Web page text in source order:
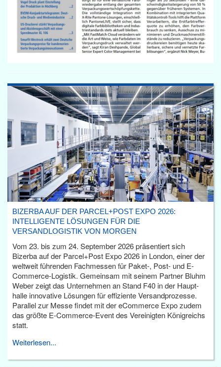
BIZERBA AUF DER PARCEL+POST EXPO 2026:
INTELLIGENTE LÖSUNGEN FÜR DIE
VERSANDLOGISTIK VON MORGEN
Vom 23. bis zum 24. September 2026 präsentiert sich
Bizerba auf der Parcel+Post Expo 2026 in London, einer der
weltweit führenden Fachmessen für Paket-, Post- und E-
Commerce-Logistik. Gemeinsam mit seinem Partner Bluhm
Weber zeigt das Unternehmen an Stand F40 in der Haupt­
halle innovative Lösungen für effiziente Versandprozesse.
Parallel zur Messe findet mit der eCommerce Expo zudem
das größte E-Commerce-Event des Vereinigten Königreichs
statt.
Weiterlesen...